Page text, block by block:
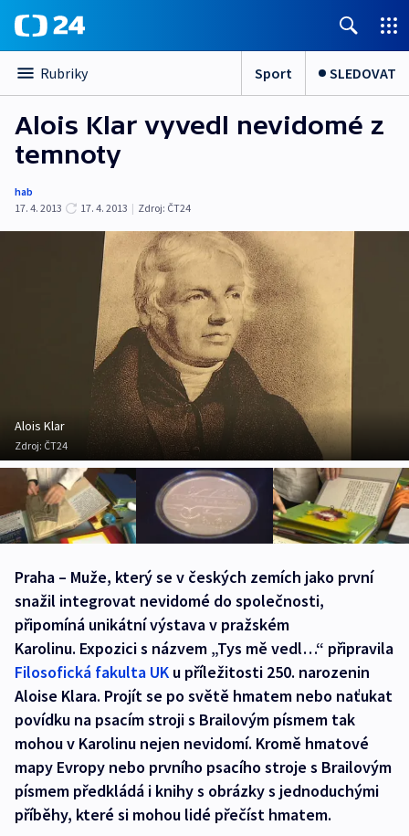
Rubriky Sport SLEDOVAT
Alois Klar vyvedl nevidomé z
temnoty
hab
17. 4. 2013
17. 4. 2013 | Zdroj: ČT24
Alois Klar
Zdroj: ČT24
Praha – Muže, který se v českých zemích jako první
snažil integrovat nevidomé do společnosti,
připomíná unikátní výstava v pražském
Karolinu. Expozici s názvem „Tys mě vedl…“ připravila
Filosofická fakulta UK u příležitosti 250. narozenin
Aloise Klara. Projít se po světě hmatem nebo naťukat
povídku na psacím stroji s Brailovým písmem tak
mohou v Karolinu nejen nevidomí. Kromě hmatové
mapy Evropy nebo prvního psacího stroje s Brailovým
písmem předkládá i knihy s obrázky s jednoduchými
příběhy, které si mohou lidé přečíst hmatem.